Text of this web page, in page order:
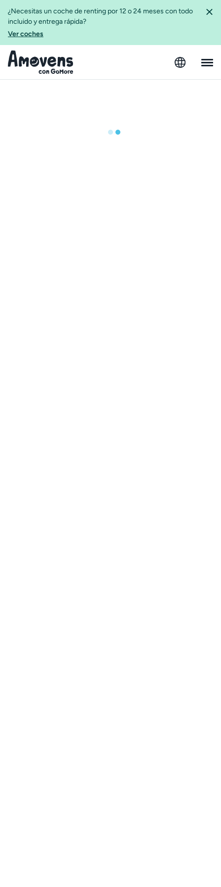
¿Necesitas un coche de renting por 12 o 24 meses con todo
incluido y entrega rápida?
Ver coches